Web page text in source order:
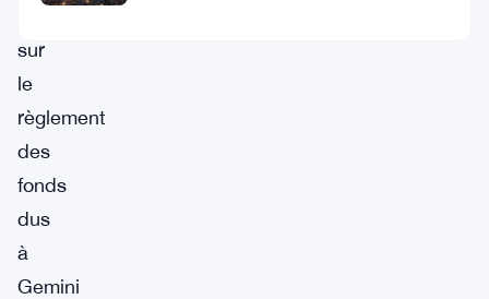
sur
le
règlement
des
fonds
dus
à
Gemini